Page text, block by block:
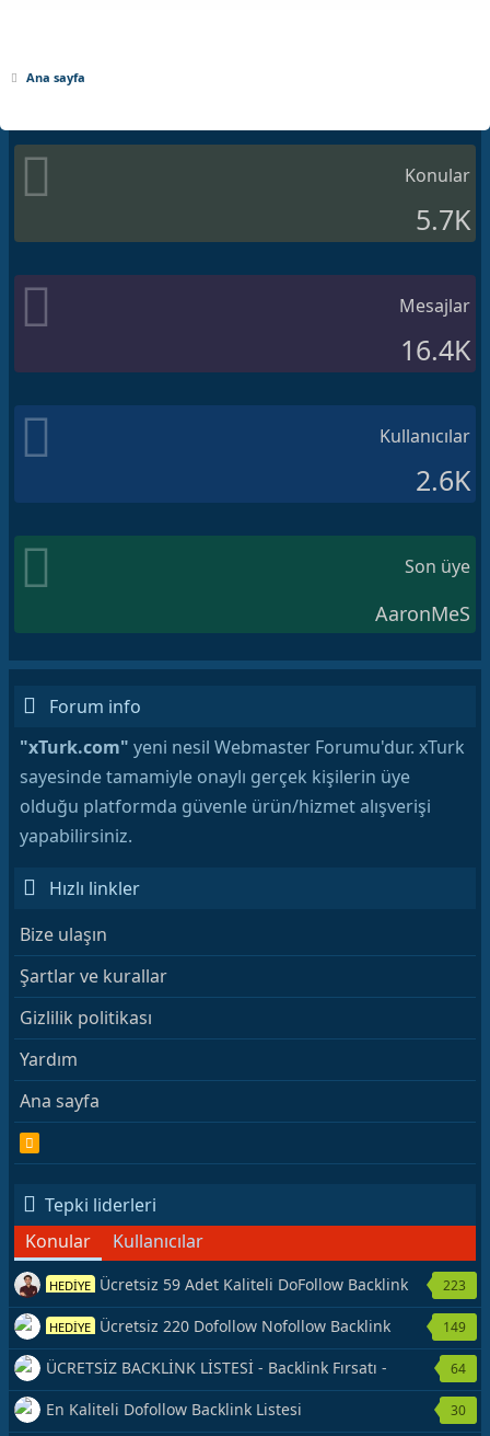
Ana sayfa
Konular
5.7K
Mesajlar
16.4K
Kullanıcılar
2.6K
Son üye
AaronMeS
Forum info
"xTurk.com" yeni nesil Webmaster Forumu'dur. xTurk
sayesinde tamamiyle onaylı gerçek kişilerin üye
olduğu platformda güvenle ürün/hizmet alışverişi
yapabilirsiniz.
Hızlı linkler
Bize ulaşın
Şartlar ve kurallar
Gizlilik politikası
Yardım
Ana sayfa
S
Tepki liderleri
Konular
Kullanıcılar
HEDİYE Ücretsiz 59 Adet Kaliteli DoFollow Backlink
Kaynağı Veriyorum.
223
HEDİYE Ücretsiz 220 Dofollow Nofollow Backlink
Veriyorum
149
ÜCRETSİZ BACKLİNK LİSTESİ - Backlink Fırsatı -
Hemen Yetiş!
64
En Kaliteli Dofollow Backlink Listesi 30